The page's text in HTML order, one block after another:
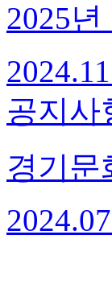
2025
공지사
경기문